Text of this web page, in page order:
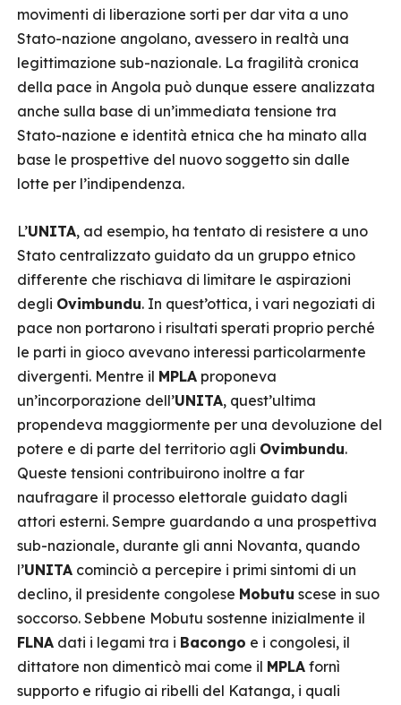
movimenti di liberazione sorti per dar vita a uno
Stato-nazione angolano, avessero in realtà una
legittimazione sub-nazionale. La fragilità cronica
della pace in Angola può dunque essere analizzata
anche sulla base di un’immediata tensione tra
Stato-nazione e identità etnica che ha minato alla
base le prospettive del nuovo soggetto sin dalle
lotte per l’indipendenza.
L’UNITA, ad esempio, ha tentato di resistere a uno
Stato centralizzato guidato da un gruppo etnico
differente che rischiava di limitare le aspirazioni
degli Ovimbundu. In quest’ottica, i vari negoziati di
pace non portarono i risultati sperati proprio perché
le parti in gioco avevano interessi particolarmente
divergenti. Mentre il MPLA proponeva
un’incorporazione dell’UNITA, quest’ultima
propendeva maggiormente per una devoluzione del
potere e di parte del territorio agli Ovimbundu.
Queste tensioni contribuirono inoltre a far
naufragare il processo elettorale guidato dagli
attori esterni. Sempre guardando a una prospettiva
sub-nazionale, durante gli anni Novanta, quando
l’UNITA cominciò a percepire i primi sintomi di un
declino, il presidente congolese Mobutu scese in suo
soccorso. Sebbene Mobutu sostenne inizialmente il
FLNA dati i legami tra i Bacongo e i congolesi, il
dittatore non dimenticò mai come il MPLA fornì
supporto e rifugio ai ribelli del Katanga, i quali